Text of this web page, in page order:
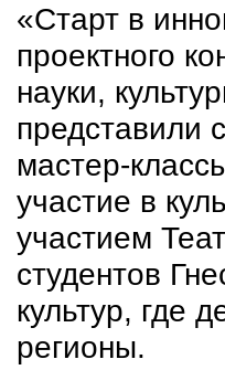
«Старт в
проектного
науки,
представили
мастер-
участие в
участием
студентов
культур, где
регионы.